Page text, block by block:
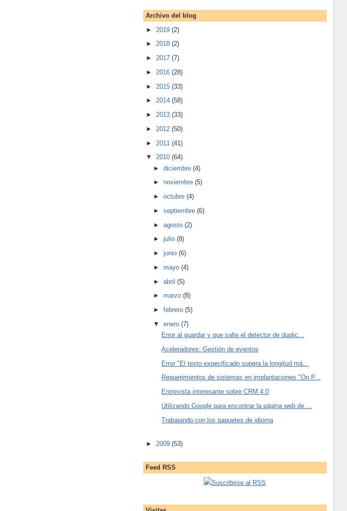
Archivo del blog
► 2019 (2)
► 2018 (2)
► 2017 (7)
► 2016 (28)
► 2015 (33)
► 2014 (58)
► 2013 (33)
► 2012 (50)
► 2011 (41)
▼ 2010 (64)
►diciembre(4)
►noviembre(5)
►octubre(4)
►septiembre(6)
►agosto(2)
►julio(8)
►junio(6)
►mayo(4)
►abril(5)
►marzo(8)
►febrero(5)
▼enero(7)
Error al guardar y que salte el detector de duplic...
Aceleradores: Gestión de eventos
Error "El texto expecificado supera la longitud má...
Requerimientos de sistemas en implantaciones "On P...
Entrevista interesante sobre CRM 4.0
Utilizando Google para encontrar la página web de ...
Trabajando con los paquetes de idioma
► 2009 (53)
Feed RSS
Suscribirse al RSS